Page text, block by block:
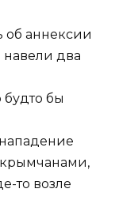
об аннексии
навели два
будто бы
крымчанами,
то возле